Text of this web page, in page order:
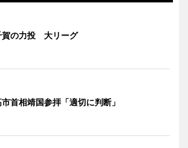
賀の力投 大リーグ
首相靖国参拝「適切に判断」